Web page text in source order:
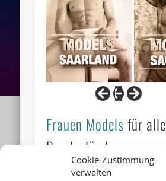
Cookie-Zustimmung
verwalten
Frauen Models für alle
Bundesländer: